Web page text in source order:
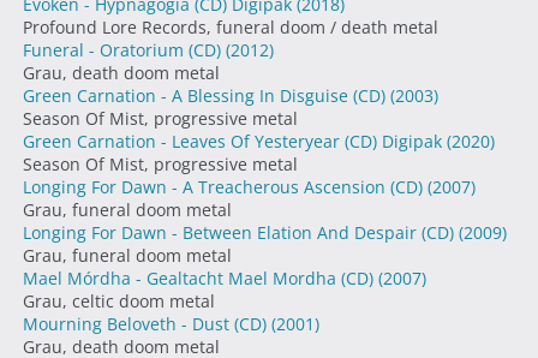
Profound Lore Records, funeral doom / death metal
Funeral - Oratorium (CD) (2012)
Grau, death doom metal
Green Carnation - A Blessing In Disguise (CD) (2003)
Season Of Mist, progressive metal
Green Carnation - Leaves Of Yesteryear (CD) Digipak (2020)
Season Of Mist, progressive metal
Longing For Dawn - A Treacherous Ascension (CD) (2007)
Grau, funeral doom metal
Longing For Dawn - Between Elation And Despair (CD) (2009)
Grau, funeral doom metal
Mael Mórdha - Gealtacht Mael Mordha (CD) (2007)
Grau, celtic doom metal
Mourning Beloveth - Dust (CD) (2001)
Grau, death doom metal